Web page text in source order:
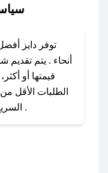
باستخدام
معنا عبر تويتر
لا تقلق!
توفر دايز
أنحاء . يتم تقديم
قيمتها أو
الطلبات الأقل
السريع، يرجى تقديم طلبك قبل الساعة .